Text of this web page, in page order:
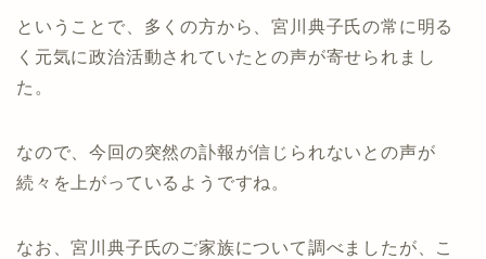
ということで、多くの方から、宮川典子氏の常に明る
く元気に政治活動されていたとの声が寄せられまし
た。
なので、今回の突然の訃報が信じられないとの声が
続々を上がっているようですね。
なお、宮川典子氏のご家族について調べましたが、こ